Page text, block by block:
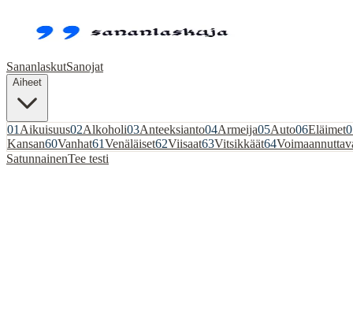
SananlaskutSanojat
Aiheet
01 Aikuisuus02Alkoholi03Anteeksianto04Armeija05Auto06Eläimet
Kansan60Vanhat61Venäläiset62Viisaat63Vitsikkäät64
SatunnainenTee testi